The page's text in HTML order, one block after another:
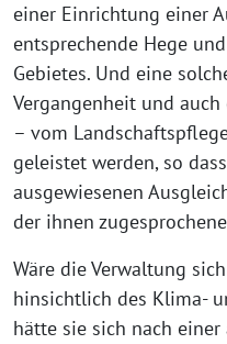
einer Einrichtung einer
entsprechende Hege
Gebietes. Und eine
Vergangenheit und
– vom
geleistet werden, so
ausgewiesenen
der ihnen
Wäre die Verwaltung
hinsichtlich des Klima-
hätte sie sich nach